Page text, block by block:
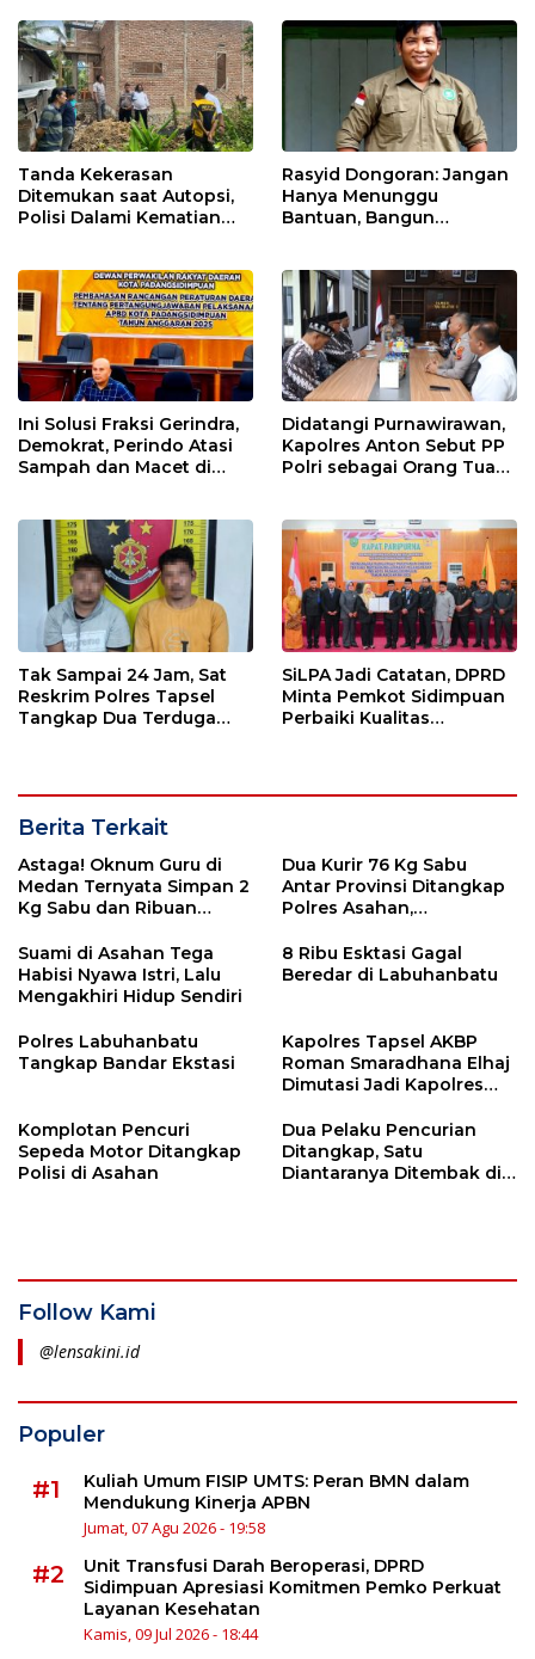
Tanda Kekerasan
Ditemukan saat Autopsi,
Polisi Dalami Kematian
Rasyid Dongoran: Jangan
Hanya Menunggu
Bantuan, Bangun
Ini Solusi Fraksi Gerindra,
Demokrat, Perindo Atasi
Sampah dan Macet di
Didatangi Purnawirawan,
Kapolres Anton Sebut PP
Polri sebagai Orang Tua
Tak Sampai 24 Jam, Sat
Reskrim Polres Tapsel
Tangkap Dua Terduga
SiLPA Jadi Catatan, DPRD
Minta Pemkot Sidimpuan
Perbaiki Kualitas
Berita Terkait
Astaga! Oknum Guru di
Medan Ternyata Simpan 2
Kg Sabu dan Ribuan
Dua Kurir 76 Kg Sabu
Antar Provinsi Ditangkap
Polres Asahan,
Suami di Asahan Tega
Habisi Nyawa Istri, Lalu
Mengakhiri Hidup Sendiri
8 Ribu Esktasi Gagal
Beredar di Labuhanbatu
Polres Labuhanbatu
Tangkap Bandar Ekstasi
Kapolres Tapsel AKBP
Roman Smaradhana Elhaj
Dimutasi Jadi Kapolres
Komplotan Pencuri
Sepeda Motor Ditangkap
Polisi di Asahan
Dua Pelaku Pencurian
Ditangkap, Satu
Diantaranya Ditembak di
Follow Kami
@lensakini.id
Populer
#1
Kuliah Umum FISIP UMTS: Peran BMN dalam
Mendukung Kinerja APBN
Jumat, 07 Agu 2026 - 19:58
#2
Unit Transfusi Darah Beroperasi, DPRD
Sidimpuan Apresiasi Komitmen Pemko Perkuat
Layanan Kesehatan
Kamis, 09 Jul 2026 - 18:44